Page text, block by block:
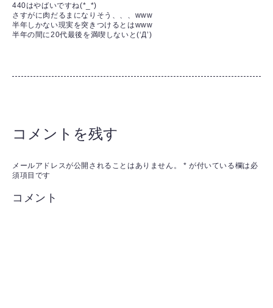
440はやばいですね(*_*)
さすがに肉だるまになりそう、、、www
半年しかない現実を突きつけるとはwww
半年の間に20代最後を満喫しないと(‘Д’)
コメントを残す
メールアドレスが公開されることはありません。 * が付いている欄は必
須項目です
コメント